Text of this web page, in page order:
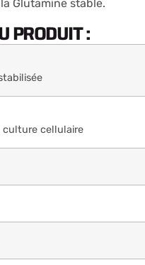
Glutamine stable.
PRODUIT :
culture cellulaire